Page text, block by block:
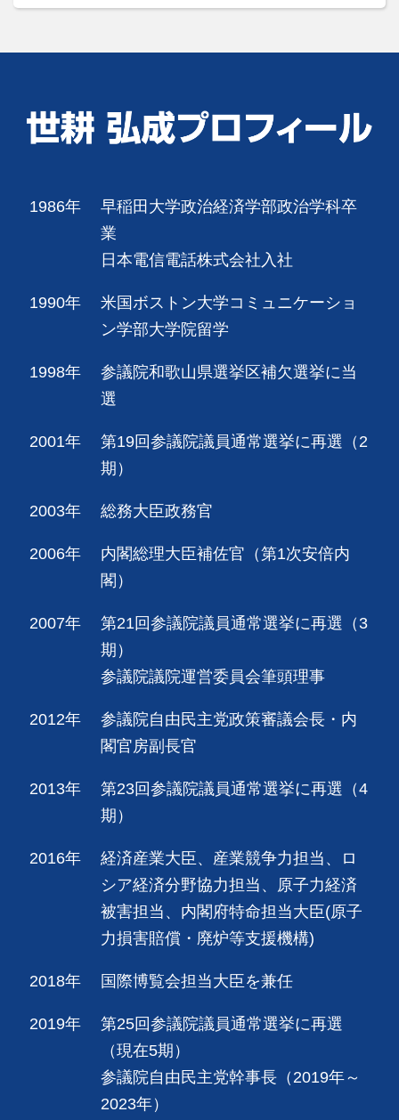
1986年
早稲田大学政治経済学部政治学科卒
業
日本電信電話株式会社入社
1990年
米国ボストン大学コミュニケーショ
ン学部大学院留学
1998年
参議院和歌山県選挙区補欠選挙に当
選
2001年
第19回参議院議員通常選挙に再選（2
期）
2003年 総務大臣政務官
2006年
内閣総理大臣補佐官（第1次安倍内
閣）
2007年
第21回参議院議員通常選挙に再選（3
期）
参議院議院運営委員会筆頭理事
2012年
参議院自由民主党政策審議会長・内
閣官房副長官
2013年
第23回参議院議員通常選挙に再選（4
期）
2016年
経済産業大臣、産業競争力担当、ロ
シア経済分野協力担当、原子力経済
被害担当、内閣府特命担当大臣(原子
力損害賠償・廃炉等支援機構)
2018年 国際博覧会担当大臣を兼任
2019年
第25回参議院議員通常選挙に再選
（現在5期）
参議院自由民主党幹事長（2019年～
2023年）